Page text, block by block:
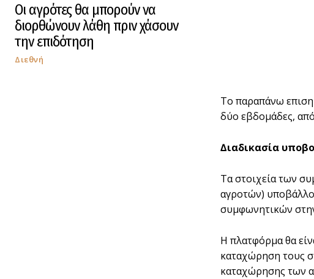
Οι αγρότες θα μπορούν να
διορθώνουν λάθη πριν χάσουν
την επιδότηση
Διεθνή
Το παραπάνω
δύο εβδοµάδες,
∆ιαδικασία
Τα στοιχεία των
αγροτών)
συµφωνητικών
Η πλατφόρµα θα
καταχώρηση τους
καταχώρησης των